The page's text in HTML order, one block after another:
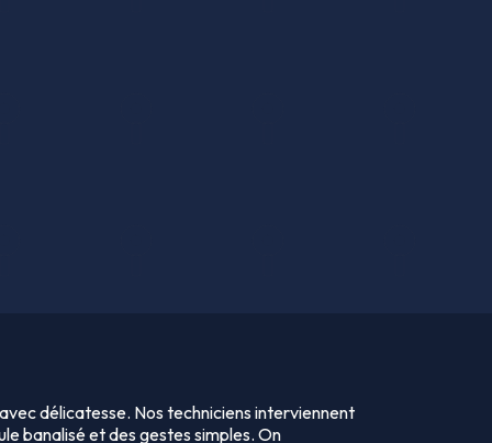
délicatesse. Nos techniciens interviennent
banalisé et des gestes simples. On